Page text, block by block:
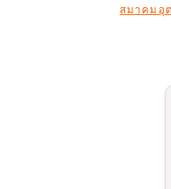
สมาคมอุ